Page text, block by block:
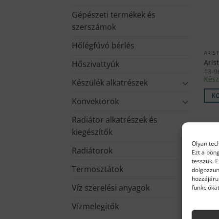
Olyan
Ezt a
tesszük.
Gépészeti termékek és
szerszámok
Hőlégfúvó bérlés
Hőszivattyúk
Készülék alkatrészek
Konvektorok
Radiátor alkatrészek és
kiegészítők
Radiátorok
Termosztátok
Víz szerelési anyagok
Vízmelegítők
13